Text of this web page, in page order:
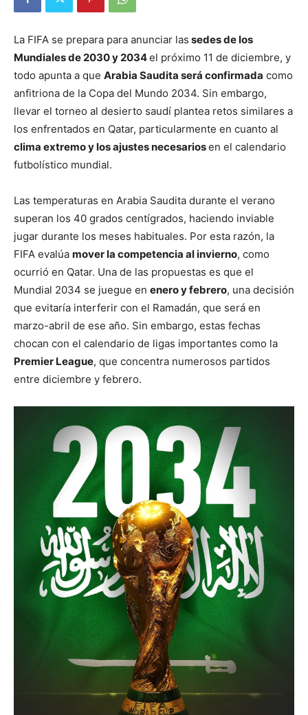
La FIFA se prepara para anunciar las sedes de los
Mundiales de 2030 y 2034el próximo 11 de diciembre, y
todo apunta a que Arabia Saudita será confirmada como
anfitriona de la Copa del Mundo 2034. Sin embargo,
llevar el torneo al desierto saudí plantea retos similares a
los enfrentados en Qatar, particularmente en cuanto al
clima extremo y los ajustes necesariosen el calendario
futbolístico mundial.
Las temperaturas en Arabia Saudita durante el verano
superan los 40 grados centígrados, haciendo inviable
jugar durante los meses habituales. Por esta razón, la
FIFA evalúa mover la competencia al invierno, como
ocurrió en Qatar. Una de las propuestas es que el
Mundial 2034 se juegue en enero y febrero, una decisión
que evitaría interferir con el Ramadán, que será en
marzo-abril de ese año. Sin embargo, estas fechas
chocan con el calendario de ligas importantes como la
Premier League, que concentra numerosos partidos
entre diciembre y febrero.